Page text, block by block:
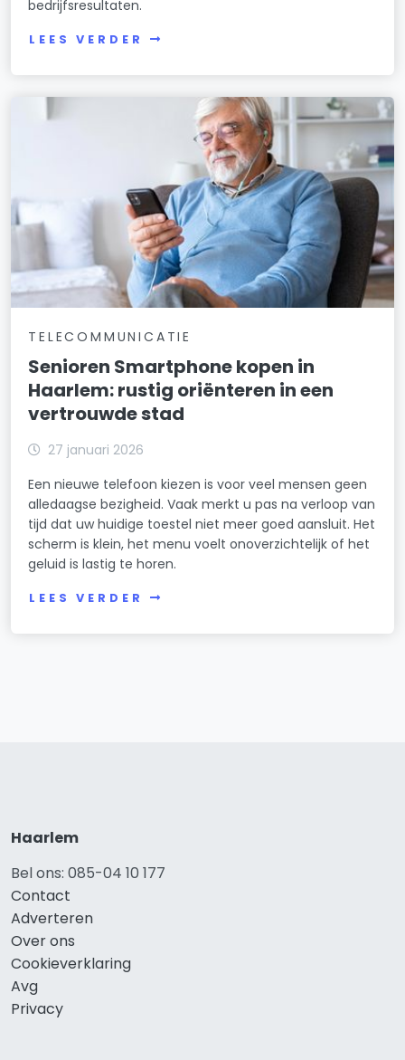
bedrijfsresultaten.
LEES VERDER
TELECOMMUNICATIE
Senioren Smartphone kopen in
Haarlem: rustig oriënteren in een
vertrouwde stad
27 januari 2026
Een nieuwe telefoon kiezen is voor veel mensen geen
alledaagse bezigheid. Vaak merkt u pas na verloop van
tijd dat uw huidige toestel niet meer goed aansluit. Het
scherm is klein, het menu voelt onoverzichtelijk of het
geluid is lastig te horen.
LEES VERDER
Haarlem
Bel ons: 085-04 10 177
Contact
Adverteren
Over ons
Cookieverklaring
Avg
Privacy